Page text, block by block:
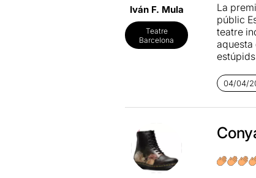
Iván F. Mula
Teatre
Barcelona
La
públic
teatre
aquesta
molt
que,
seria
vist en
04/04/